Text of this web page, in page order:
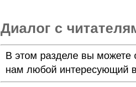
Диалог с
В этом разделе вы можете
нам любой интересующий